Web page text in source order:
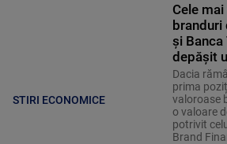
STIRI ECONOMICE
Cele
branduri
și Banca
depășit
Dacia
prima
valoroase
o valoare
potrivit
Brand